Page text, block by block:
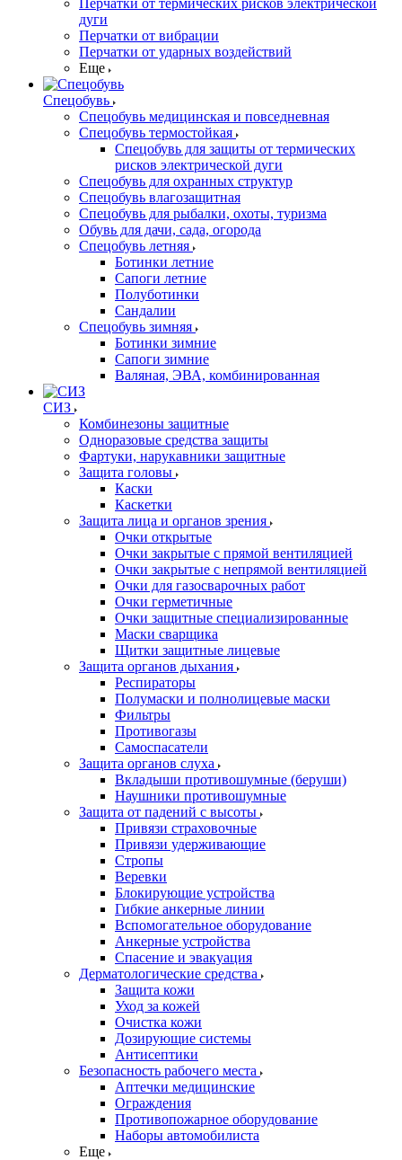
Перчатки от термических рисков электрической
дуги
Перчатки от вибрации
Перчатки от ударных воздействий
Еще
Спецобувь
Спецобувь медицинская и повседневная
Спецобувь термостойкая
Спецобувь для защиты от термических
рисков электрической дуги
Спецобувь для охранных структур
Спецобувь влагозащитная
Спецобувь для рыбалки, охоты, туризма
Обувь для дачи, сада, огорода
Спецобувь летняя
Ботинки летние
Сапоги летние
Полуботинки
Сандалии
Спецобувь зимняя
Ботинки зимние
Сапоги зимние
Валяная, ЭВА, комбинированная
СИЗ
Комбинезоны защитные
Одноразовые средства защиты
Фартуки, нарукавники защитные
Защита головы
Каски
Каскетки
Защита лица и органов зрения
Очки открытые
Очки закрытые с прямой вентиляцией
Очки закрытые с непрямой вентиляцией
Очки для газосварочных работ
Очки герметичные
Очки защитные специализированные
Маски сварщика
Щитки защитные лицевые
Защита органов дыхания
Респираторы
Полумаски и полнолицевые маски
Фильтры
Противогазы
Самоспасатели
Защита органов слуха
Вкладыши противошумные (беруши)
Наушники противошумные
Защита от падений с высоты
Привязи страховочные
Привязи удерживающие
Стропы
Веревки
Блокирующие устройства
Гибкие анкерные линии
Вспомогательное оборудование
Анкерные устройства
Спасение и эвакуация
Дерматологические средства
Защита кожи
Уход за кожей
Очистка кожи
Дозирующие системы
Антисептики
Безопасность рабочего места
Аптечки медицинские
Ограждения
Противопожарное оборудование
Наборы автомобилиста
Еще